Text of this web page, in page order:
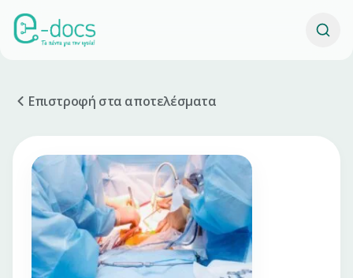
Επιστροφή στα αποτελέσματα